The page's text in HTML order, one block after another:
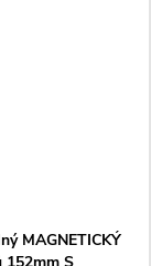
MAGNETICKÝ